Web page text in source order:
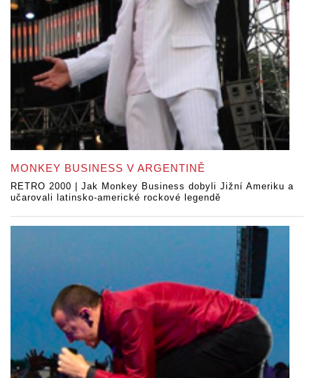
MONKEY BUSINESS V ARGENTINĚ
RETRO 2000 | Jak Monkey Business dobyli Jižní Ameriku a
učarovali latinsko-americké rockové legendě